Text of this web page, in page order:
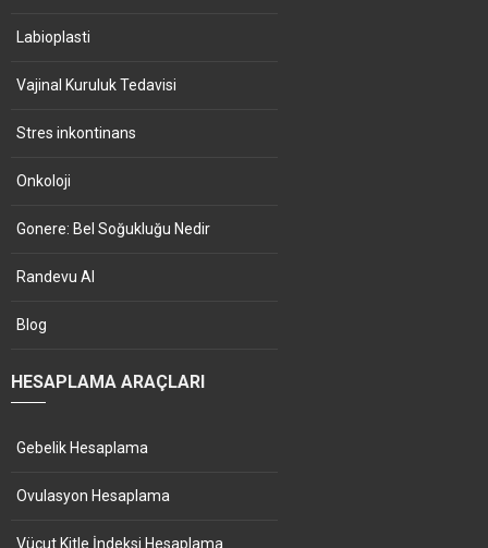
Labioplasti
Vajinal Kuruluk Tedavisi
Stres inkontinans
Onkoloji
Gonere: Bel Soğukluğu Nedir
Randevu Al
Blog
HESAPLAMA ARAÇLARI
Gebelik Hesaplama
Ovulasyon Hesaplama
Vücut Kitle İndeksi Hesaplama